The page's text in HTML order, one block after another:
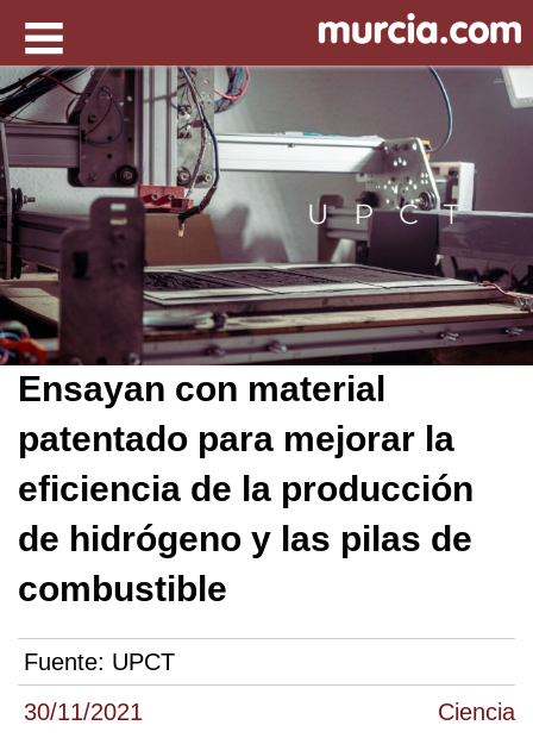
30/11/2021 Ciencia
Ensayan con material
patentado para mejorar la
eficiencia de la producción
de hidrógeno y las pilas de
combustible
Fuente: UPCT